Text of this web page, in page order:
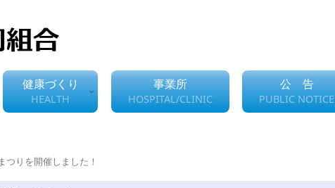
健康づくり
HEALTH
事業所
HOSPITAL/CLINIC
公 告
PUBLIC NOTICE
つりを開催しました！